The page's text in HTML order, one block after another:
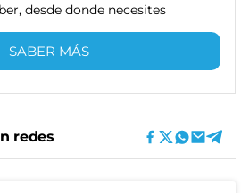
desde donde necesites
SABER MÁS
redes